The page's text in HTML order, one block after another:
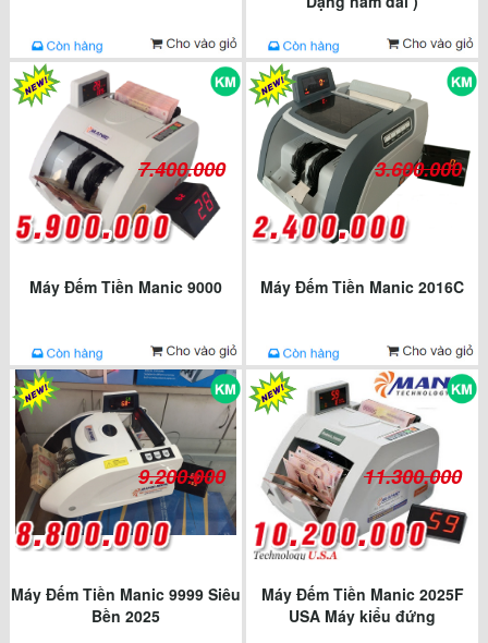
7.400.000
Máy Đếm Tiền Manic 9000
3.600.000
Máy Đếm Tiền Manic 2016C
9.200.000
Máy Đếm Tiền Manic 9999 Siêu
Bền 2025
11.300.000
Máy Đếm Tiền Manic 2025F
USA Máy kiểu đứng